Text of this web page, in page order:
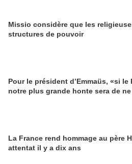
Missio considère que les
structures de pouvoir
Pour le président d’Emmaüs, «si le
notre plus grande honte sera de
La France rend hommage au père
attentat il y a dix ans